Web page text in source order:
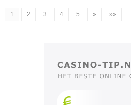
1 2 3 4 5 » »»